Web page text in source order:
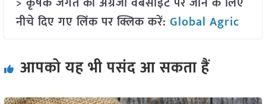
नीचे दिए गए लिंक पर क्लिक करें: Global Agric
आपको यह भी पसंद आ सकता हैं